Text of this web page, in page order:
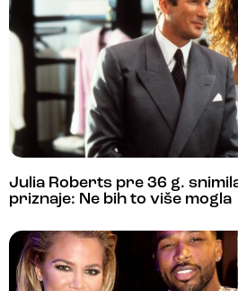
Julia Roberts pre 36 g.
priznaje: Ne bih to više mogla